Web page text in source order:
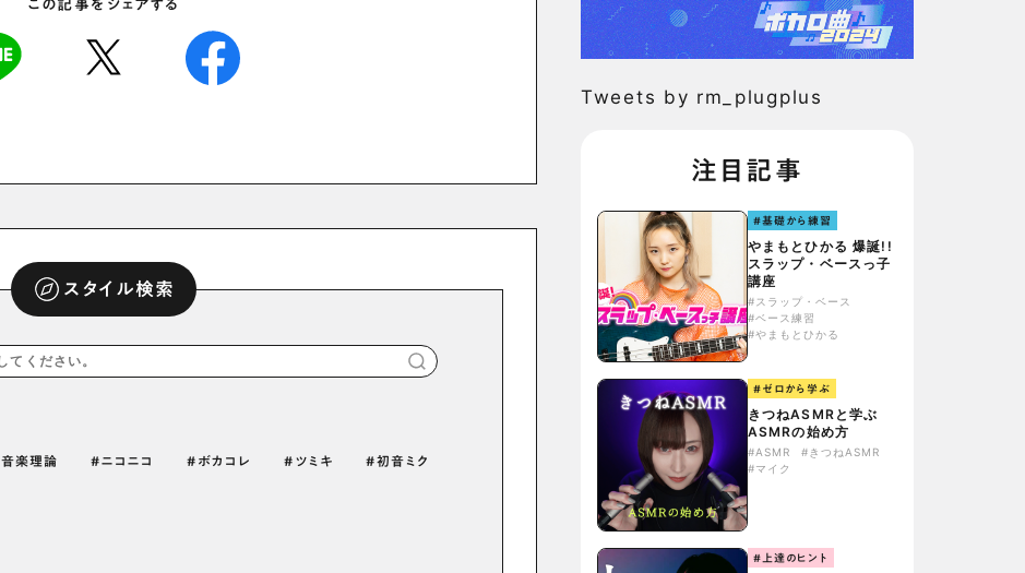
この記事をシェアする
スタイル検索
音楽理論 ニコニコ ボカコレ ツミキ 初音ミク
Tweets by rm_plugplus
注目記事
#基礎から練習
やまもとひかる 爆誕!!
スラップ・ベースっ子
講座
#スラップ・ベース
#ベース練習
#やまもとひかる
#ゼロから学ぶ
きつねASMRと学ぶ
ASMRの始め方
#ASMR
#きつねASMR
#マイク
#上達のヒント